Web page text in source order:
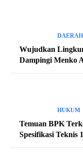
DAERAH
Wujudkan
Dampingi Menko
HUKUM
Temuan BPK
Spesifikasi Teknis